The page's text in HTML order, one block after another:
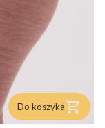
Do koszyka